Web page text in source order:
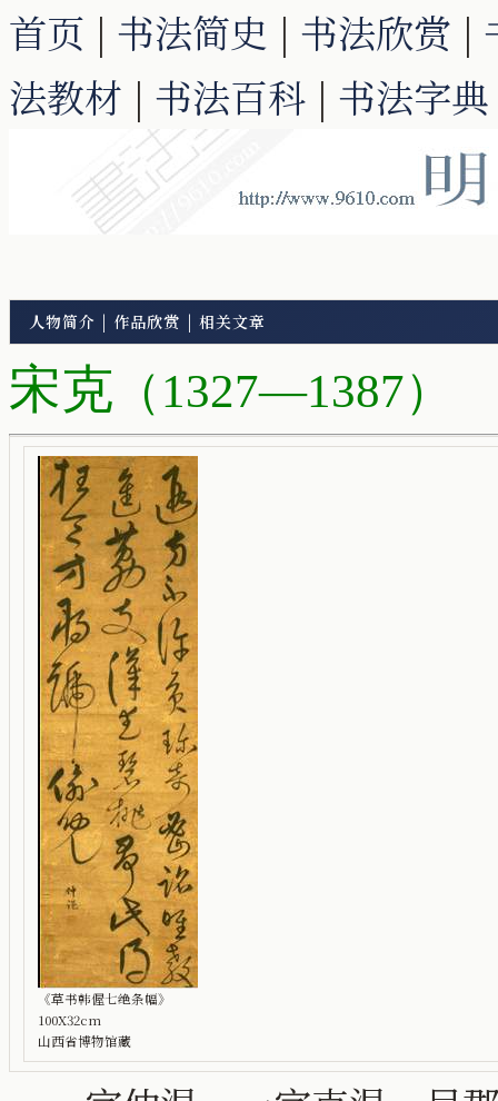
首页 | 书法简史 | 书法欣赏 |
法教材 | 书法百科 | 书法字典
人物简介 | 作品欣赏 | 相关文章
宋克 （1327—1387）
《草书韩偓七绝条幅》
100X32cm
山西省博物馆藏